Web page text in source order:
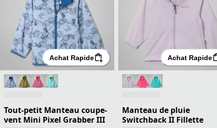
Achat Rapide
Tout-petit Manteau coupe-
vent Mini Pixel Grabber III
Achat Rapide
Manteau de pluie
Switchback II Fillette